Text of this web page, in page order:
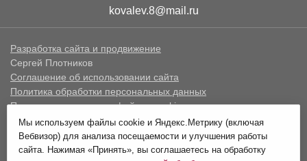
kovalev.8@mail.ru
Соглашение об использовании сайта
Политика обработки персональных данных
Политика в отношении файлов cookie
Разработка сайта и продвижение
Сергей Плотников
Информация, предоставленная на сайте по стоимости
товаров и услуг не является публичной офертой.
Мы используем файлы cookie и Яндекс.Метрику (включая
Вебвизор) для анализа посещаемости и улучшения работы
сайта. Нажимая «Принять», вы соглашаетесь на обработку